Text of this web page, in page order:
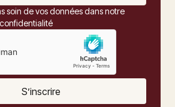
soin de vos données dans notre
S’inscrire